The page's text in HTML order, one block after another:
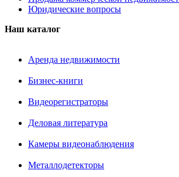
Юридические вопросы
Наш каталог
Аренда недвижимости
Бизнес-книги
Видеорегистраторы
Деловая литература
Камеры видеонаблюдения
Металлодетекторы